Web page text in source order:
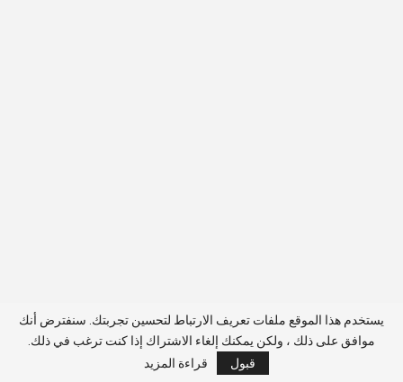
يستخدم هذا الموقع ملفات تعريف الارتباط لتحسين تجربتك. سنفترض أنك
موافق على ذلك ، ولكن يمكنك إلغاء الاشتراك إذا كنت ترغب في ذلك.
قبول
قراءة المزيد